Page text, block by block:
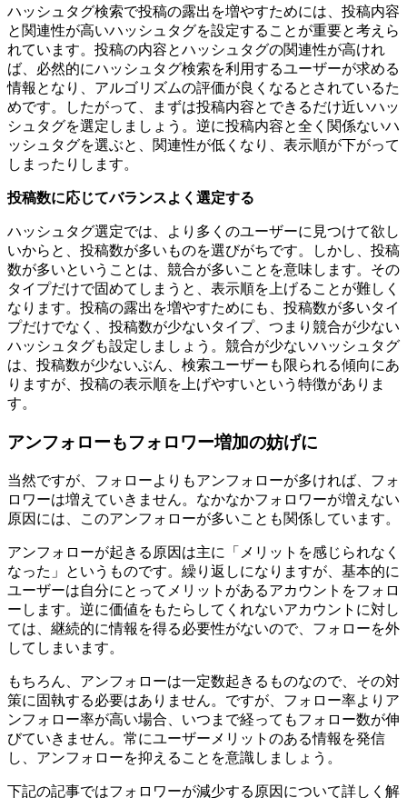
ハッシュタグ検索で投稿の露出を増やすためには、投稿内容
と関連性が高いハッシュタグを設定することが重要と考えら
れています。投稿の内容とハッシュタグの関連性が高けれ
ば、必然的にハッシュタグ検索を利用するユーザーが求める
情報となり、アルゴリズムの評価が良くなるとされているた
めです。したがって、まずは投稿内容とできるだけ近いハッ
シュタグを選定しましょう。逆に投稿内容と全く関係ないハ
ッシュタグを選ぶと、関連性が低くなり、表示順が下がって
しまったりします。
投稿数に応じてバランスよく選定する
ハッシュタグ選定では、より多くのユーザーに見つけて欲し
いからと、投稿数が多いものを選びがちです。しかし、投稿
数が多いということは、競合が多いことを意味します。その
タイプだけで固めてしまうと、表示順を上げることが難しく
なります。投稿の露出を増やすためにも、投稿数が多いタイ
プだけでなく、投稿数が少ないタイプ、つまり競合が少ない
ハッシュタグも設定しましょう。競合が少ないハッシュタグ
は、投稿数が少ないぶん、検索ユーザーも限られる傾向にあ
りますが、投稿の表示順を上げやすいという特徴がありま
す。
アンフォローもフォロワー増加の妨げに
当然ですが、フォローよりもアンフォローが多ければ、フォ
ロワーは増えていきません。なかなかフォロワーが増えない
原因には、このアンフォローが多いことも関係しています。
アンフォローが起きる原因は主に「メリットを感じられなく
なった」というものです。繰り返しになりますが、基本的に
ユーザーは自分にとってメリットがあるアカウントをフォロ
ーします。逆に価値をもたらしてくれないアカウントに対し
ては、継続的に情報を得る必要性がないので、フォローを外
してしまいます。
もちろん、アンフォローは一定数起きるものなので、その対
策に固執する必要はありません。ですが、フォロー率よりア
ンフォロー率が高い場合、いつまで経ってもフォロー数が伸
びていきません。常にユーザーメリットのある情報を発信
し、アンフォローを抑えることを意識しましょう。
下記の記事ではフォロワーが減少する原因について詳しく解